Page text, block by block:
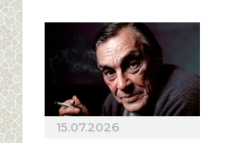
15.07.2026